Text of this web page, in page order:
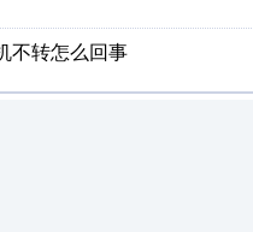
不转怎么回事